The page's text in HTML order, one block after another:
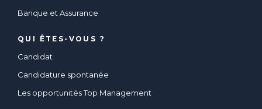
Banque et Assurance
QUI ÊTES-VOUS ?
Candidat
Candidature spontanée
Les opportunités Top Management